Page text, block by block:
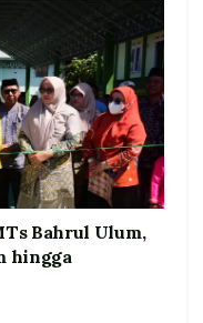
Bahrul Ulum,
hingga